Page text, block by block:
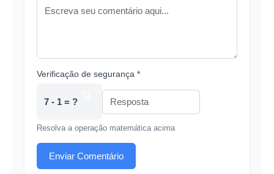
Verificação de segurança *
7 - 1 = ?
Resolva a operação matemática acima
Enviar Comentário